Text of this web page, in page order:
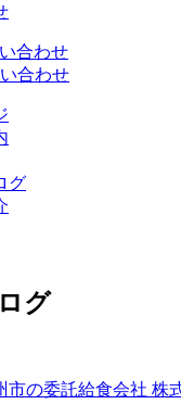
合わせ
合わせ
グ
グ
市の委託給食会社 株